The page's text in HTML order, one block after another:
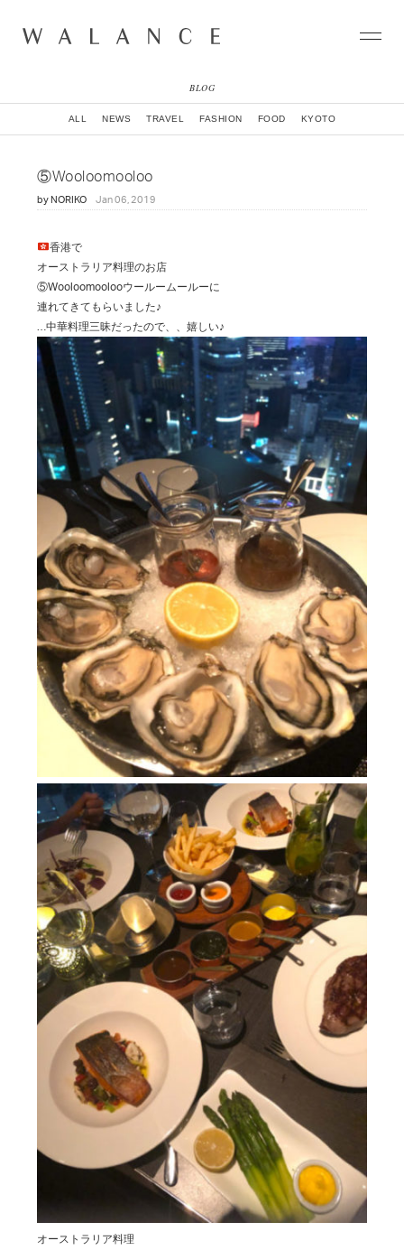
COLLECTION
CITY
NEIGHBORHOOD
NATURAL DYE COLLECTION
NEWS
STOCKIST
CONTACT
ONLINE SHOP
NOTE
BRAND OFFICIAL INSTAGRAM
DIRECTOR’S INSTAGRAM
BLOG
ALL NEWS TRAVEL FASHION FOOD KYOTO
⑤Wooloomooloo
byNORIKO Jan 06, 2019
香港で
オーストラリア料理のお店
⑤Wooloomoolooウールームールーに
連れてきてもらいました♪
…中華料理三昧だったので、、嬉しい♪
オーストラリア料理